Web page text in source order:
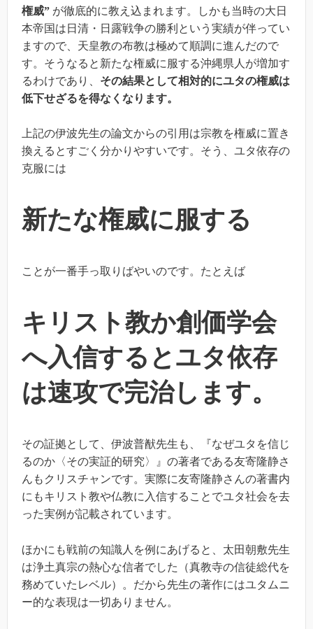
権威” が徹底的に教え込まれます。しかも当時の大日
本帝国は日清・日露戦争の勝利という実績が伴ってい
ますので、天皇教の布教は極めて順調に進んだので
す。そうなると新たな権威に服する沖縄県人が増加す
るわけであり、 その結果として相対的にユタの権威は
低下せざるを得なくなります。
上記の伊波先生の論文からの引用は宗教を権威に置き
換えるとすごく分かりやすいです。そう、ユタ依存の
克服には
新たな権威に服する
ことが一番手っ取りばやいのです。たとえば
キリスト教か創価学会
へ入信するとユタ依存
は速攻で完治します。
その証拠として、伊波普猷先生も、『なぜユタを信じ
るのか〈その実証的研究〉』の著者である友寄隆静さ
んもクリスチャンです。実際に友寄隆静さんの著書内
にもキリスト教や仏教に入信することでユタ社会を去
った実例が記載されています。
ほかにも戦前の知識人を例にあげると、太田朝敷先生
は浄土真宗の熱心な信者でした（真教寺の信徒総代を
務めていたレベル）。だから先生の著作にはユタムニ
ー的な表現は一切ありません。